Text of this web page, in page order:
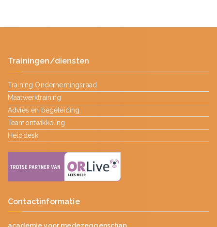
Trainingen/diensten
Training Ondernemingsraad
Maatwerktraining
Advies en begeleiding
Teamontwikkeling
Helpdesk
Contactinformatie